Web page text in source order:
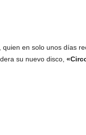
en solo unos días
su nuevo disco,